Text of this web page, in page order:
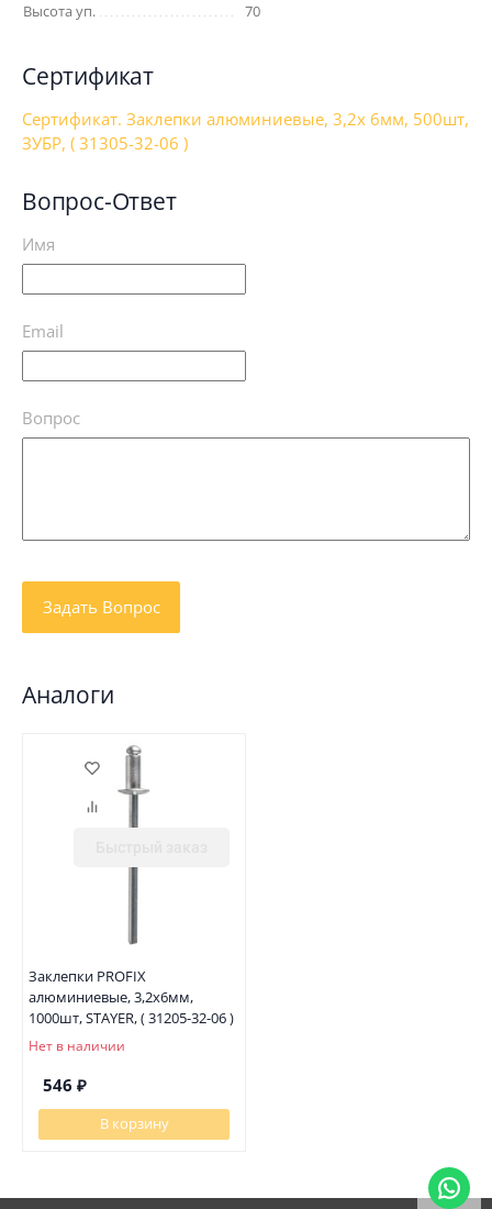
Высота уп.
70
Сертификат
Сертификат. Заклепки алюминиевые, 3,2x 6мм, 500шт,
ЗУБР, ( 31305-32-06 )
Вопрос-Ответ
Имя
Email
Вопрос
Аналоги
Заклепки PROFIX
алюминиевые, 3,2х6мм,
1000шт, STAYER, ( 31205-32-06 )
Нет в наличии
546 ₽
В корзину